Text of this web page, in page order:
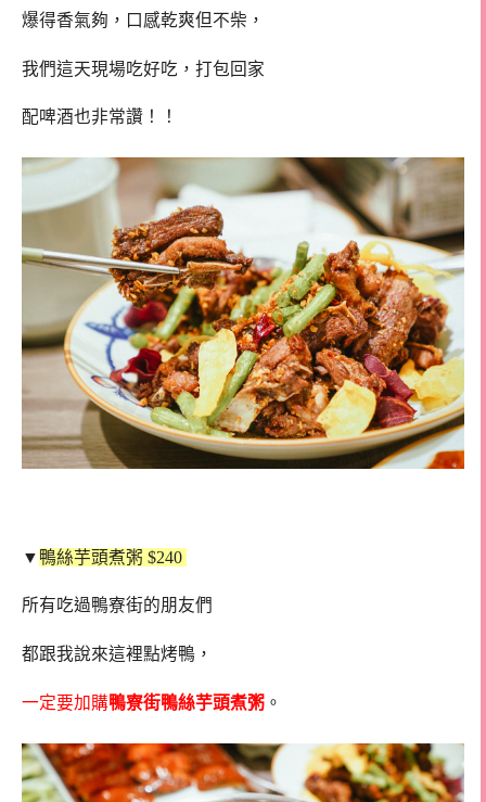
爆得香氣夠，口感乾爽但不柴，
我們這天現場吃好吃，打包回家
配啤酒也非常讚！！
▼ 鴨絲芋頭煮粥 $240
所有吃過鴨寮街的朋友們
都跟我說來這裡點烤鴨，
一定要加購鴨寮街鴨絲芋頭煮粥 。